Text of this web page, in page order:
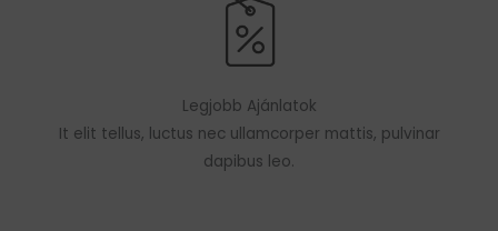
Legjobb Ajánlatok
It elit tellus, luctus nec ullamcorper mattis, pulvinar
dapibus leo.